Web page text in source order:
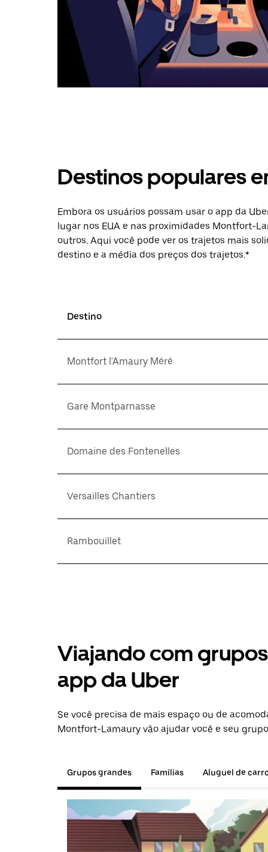
Destinos populares
Embora os usuários possam usar o app da
lugar nos EUA e nas proximidades Montfort-
outros. Aqui você pode ver os trajetos mais
destino e a média dos preços dos trajetos.*
Destino
Montfort l'Amaury Méré
Gare Montparnasse
Domaine des Fontenelles
Versailles Chantiers
Rambouillet
Viajando com
app da Uber
Se você precisa de mais espaço ou de
Montfort-Lamaury vão ajudar você e seu
Grupos grandes Famílias Aluguel de